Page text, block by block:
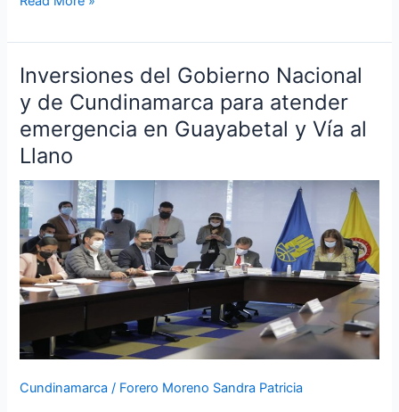
Inversiones del Gobierno Nacional
y de Cundinamarca para atender
emergencia en Guayabetal y Vía al
Llano
Cundinamarca / Forero Moreno Sandra Patricia
Inversiones
Gobierno
Nacional
y
de
Cundinamarca
para
atender
emergencia
en
Guayabetal
Vía
Llano